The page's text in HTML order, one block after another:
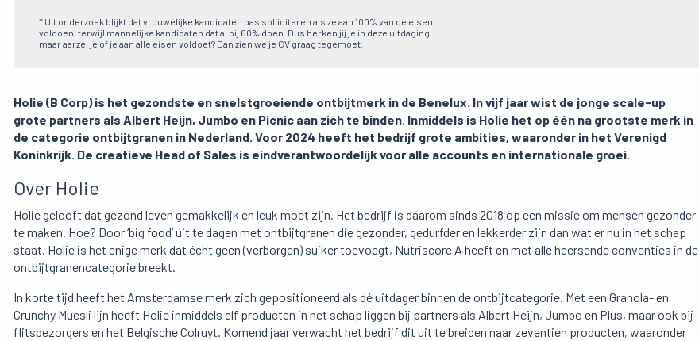
* Uit onderzoek blijkt dat vrouwelijke kandidaten pas solliciteren als ze aan 100% van de eisen
voldoen, terwijl mannelijke kandidaten dat al bij 60% doen. Dus herken jij je in deze uitdaging,
maar aarzel je of je aan alle eisen voldoet? Dan zien we je CV graag tegemoet.
Holie (B Corp) is het gezondste en snelstgroeiende ontbijtmerk in de Benelux. In vijf jaar wist de jonge scale-up
grote partners als Albert Heijn, Jumbo en Picnic aan zich te binden. Inmiddels is Holie het op één na grootste merk in
de categorie ontbijtgranen in Nederland. Voor 2024 heeft het bedrijf grote ambities, waaronder in het Verenigd
Koninkrijk. De creatieve Head of Sales is eindverantwoordelijk voor alle accounts en internationale groei.
Over Holie
Holie gelooft dat gezond leven gemakkelijk en leuk moet zijn. Het bedrijf is daarom sinds 2018 op een missie om mensen gezonder
te maken. Hoe? Door ‘big food’ uit te dagen met ontbijtgranen die gezonder, gedurfder en lekkerder zijn dan wat er nu in het schap
staat. Holie is het enige merk dat écht geen (verborgen) suiker toevoegt, Nutriscore A heeft en met alle heersende conventies in de
ontbijtgranencategorie breekt.
In korte tijd heeft het Amsterdamse merk zich gepositioneerd als dé uitdager binnen de ontbijtcategorie. Met een Granola- en
Crunchy Muesli lijn heeft Holie inmiddels elf producten in het schap liggen bij partners als Albert Heijn, Jumbo en Plus, maar ook bij
flitsbezorgers en het Belgische Colruyt. Komend jaar verwacht het bedrijf dit uit te breiden naar zeventien producten, waaronder